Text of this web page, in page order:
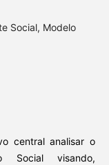
Social, Modelo
central analisar o
Social visando,